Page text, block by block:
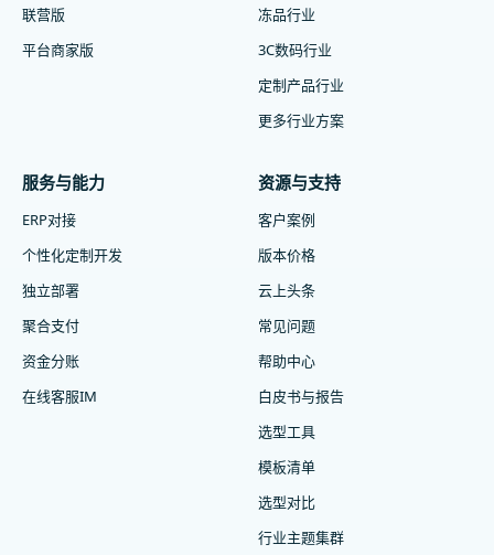
联营版
平台商家版
冻品行业
3C数码行业
定制产品行业
更多行业方案
服务与能力
ERP对接
个性化定制开发
独立部署
聚合支付
资金分账
在线客服IM
资源与支持
客户案例
版本价格
云上头条
常见问题
帮助中心
白皮书与报告
选型工具
模板清单
选型对比
行业主题集群